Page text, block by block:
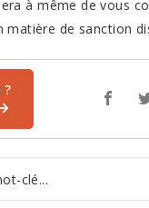
à même de vous
matière de sanction
?